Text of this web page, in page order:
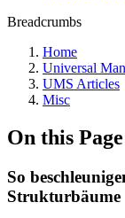
Breadcrumbs
Home
Universal
UMS Articles
Misc
On this Page
So
Strukturbäume